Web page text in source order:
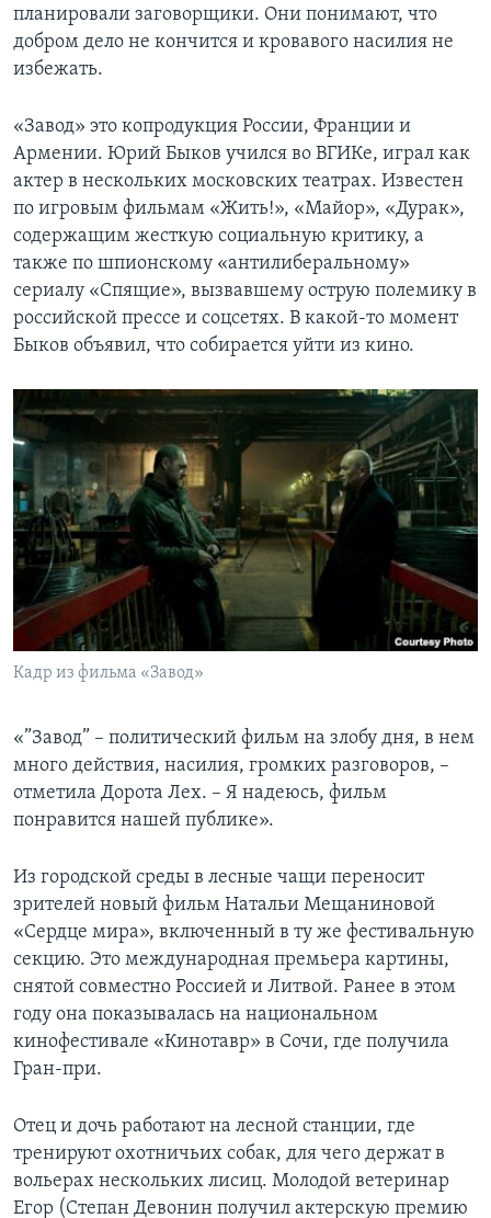
планировали заговорщики. Они понимают, что
добром дело не кончится и кровавого насилия не
избежать.
«Завод» это копродукция России, Франции и
Армении. Юрий Быков учился во ВГИКе, играл как
актер в нескольких московских театрах. Известен
по игровым фильмам «Жить!», «Майор», «Дурак»,
содержащим жесткую социальную критику, а
также по шпионскому «антилиберальному»
сериалу «Спящие», вызвавшему острую полемику в
российской прессе и соцсетях. В какой-то момент
Быков объявил, что собирается уйти из кино.
Кадр из фильма «Завод»
«”Завод” – политический фильм на злобу дня, в нем
много действия, насилия, громких разговоров, –
отметила Дорота Лех. – Я надеюсь, фильм
понравится нашей публике».
Из городской среды в лесные чащи переносит
зрителей новый фильм Натальи Мещаниновой
«Сердце мира», включенный в ту же фестивальную
секцию. Это международная премьера картины,
снятой совместно Россией и Литвой. Ранее в этом
году она показывалась на национальном
кинофестивале «Кинотавр» в Сочи, где получила
Гран-при.
Отец и дочь работают на лесной станции, где
тренируют охотничьих собак, для чего держат в
вольерах нескольких лисиц. Молодой ветеринар
Егор (Степан Девонин получил актерскую премию